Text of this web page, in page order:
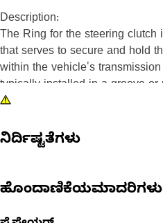
Description:
The Ring for the steering
that serves to secure and hold
within the vehicle's
typically installed in a groove
or hub. The ring exerts radial
during operation.
• Withstand the demands of the
• Durable and resistant to
ನಿರ್ದಿಷ್ಟತೆಗಳು
ಹೊಂದಾಣಿಕೆಯಮಾದರಿಗಳು